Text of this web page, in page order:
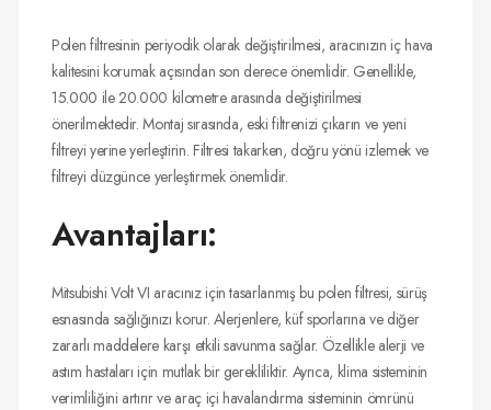
Polen filtresinin periyodik olarak değiştirilmesi, aracınızın iç hava
kalitesini korumak açısından son derece önemlidir. Genellikle,
15.000 ile 20.000 kilometre arasında değiştirilmesi
önerilmektedir. Montaj sırasında, eski filtrenizi çıkarın ve yeni
filtreyi yerine yerleştirin. Filtresi takarken, doğru yönü izlemek ve
filtreyi düzgünce yerleştirmek önemlidir.
Avantajları:
Mitsubishi Volt VI aracınız için tasarlanmış bu polen filtresi, sürüş
esnasında sağlığınızı korur. Alerjenlere, küf sporlarına ve diğer
zararlı maddelere karşı etkili savunma sağlar. Özellikle alerji ve
astım hastaları için mutlak bir gerekliliktir. Ayrıca, klima sisteminin
verimliliğini artırır ve araç içi havalandırma sisteminin ömrünü